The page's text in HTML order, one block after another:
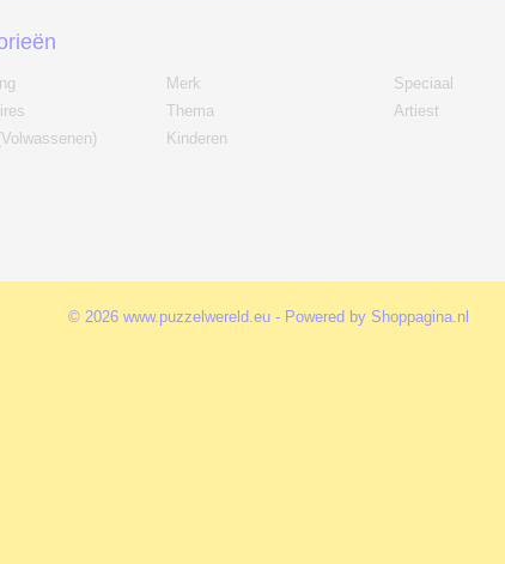
Merk
Thema
Kinderen
Speciaal
Artiest
© 2026 www.puzzelwereld.eu - Powered by Shoppagina.nl